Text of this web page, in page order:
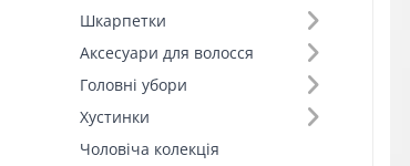
Шкарпетки
Аксесуари для волосся
Головні убори
Хустинки
Чоловіча колекція
Сезон (4)
Розмір (7)
Основний колір (11)